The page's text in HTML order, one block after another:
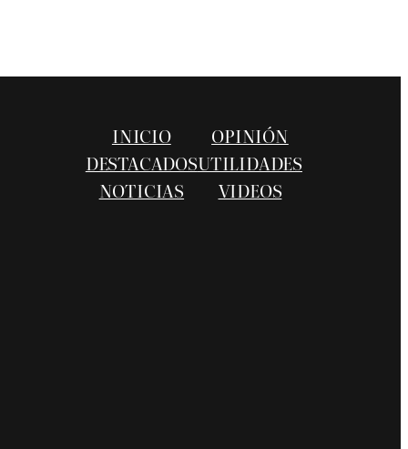
INICIO
DESTACADOS
NOTICIAS
OPINIÓN
UTILIDADES
VIDEOS